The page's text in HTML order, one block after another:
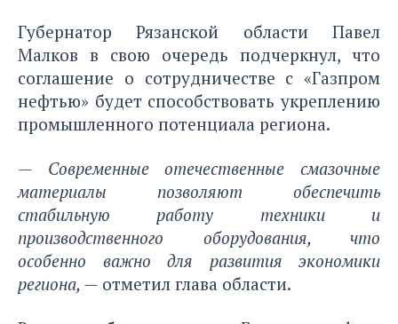
Губернатор Рязанской области Павел
Малков в свою очередь подчеркнул, что
соглашение о сотрудничестве с «Газпром
нефтью» будет способствовать укреплению
промышленного потенциала региона.
— Современные отечественные смазочные
материалы позволяют обеспечить
стабильную работу техники и
производственного оборудования, что
особенно важно для развития экономики
региона, — отметил глава области.